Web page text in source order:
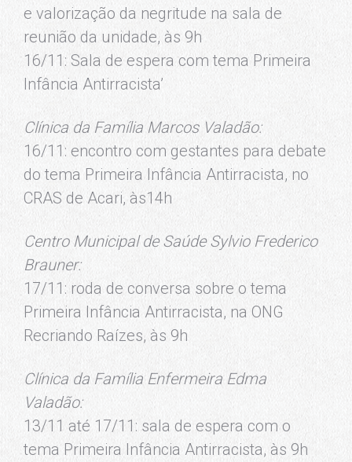
e valorização da negritude na sala de
reunião da unidade, às 9h
16/11: Sala de espera com tema Primeira
Infância Antirracista’
Clínica da Família Marcos Valadão:
16/11: encontro com gestantes para debate
do tema Primeira Infância Antirracista, no
CRAS de Acari, às14h
Centro Municipal de Saúde Sylvio Frederico
Brauner:
17/11: roda de conversa sobre o tema
Primeira Infância Antirracista, na ONG
Recriando Raízes, às 9h
Clínica da Família Enfermeira Edma
Valadão:
13/11 até 17/11: sala de espera com o
tema Primeira Infância Antirracista, às 9h